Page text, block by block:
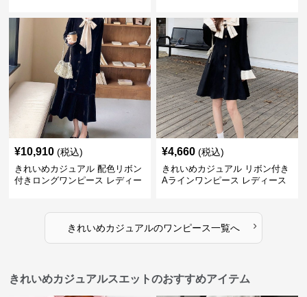
り替え 膝上丈 細見え フェミニ
ン おしゃれ
ト フェミニン 上品 おしゃれ
¥10,910 (税込)
きれいめカジュアル 配色リボン
付きロングワンピース レディー
¥4,660 (税込)
きれいめカジュアル リボン付き
Aラインワンピース レディース
ン
きれいめカジュアルのワンピース一覧へ ›
きれいめカジュアルスエットのおすすめアイテム